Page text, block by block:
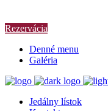
Rezervácia
Denné menu
Galéria
Jedálny lístok